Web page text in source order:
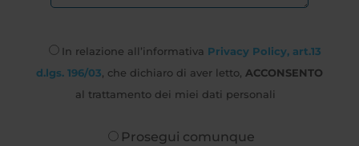
In relazione all’informativa Privacy Policy, art.13
d.lgs. 196/03 , che dichiaro di aver letto, ACCONSENTO
al trattamento dei miei dati personali
Prosegui comunque